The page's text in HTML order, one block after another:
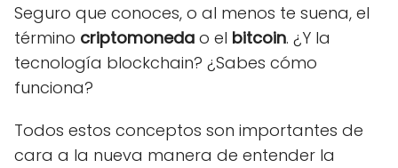
Seguro que conoces, o al menos te suena, el
término criptomoneda o el bitcoin. ¿Y la
tecnología blockchain? ¿Sabes cómo
funciona?
Todos estos conceptos son importantes de
cara a la nueva manera de entender la